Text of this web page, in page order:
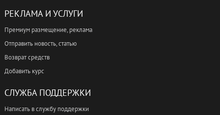
РЕКЛАМА И УСЛУГИ
Премиум размещение, реклама
Отправить новость, статью
Возврат средств
Добавить курс
СЛУЖБА ПОДДЕРЖКИ
Написать в службу поддержки